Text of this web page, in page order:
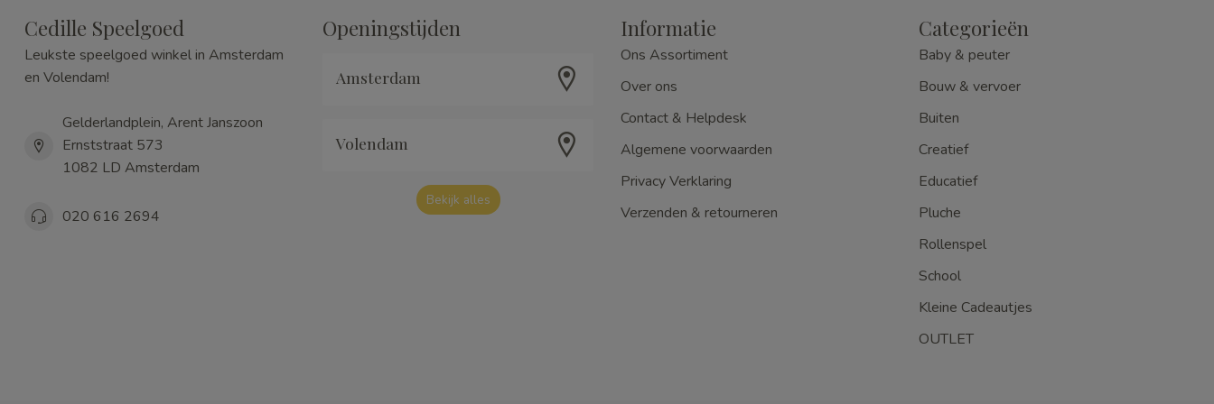
Cedille Speelgoed
Leukste speelgoed winkel in Amsterdam
en Volendam!
Gelderlandplein, Arent Janszoon
Ernststraat 573
1082 LD Amsterdam
020 616 2694
Openingstijden
Amsterdam
Volendam
Bekijk alles
Informatie
Ons Assortiment
Over ons
Contact & Helpdesk
Algemene voorwaarden
Privacy Verklaring
Verzenden & retourneren
Categorieën
Baby & peuter
Bouw & vervoer
Buiten
Creatief
Educatief
Pluche
Rollenspel
School
Kleine Cadeautjes
OUTLET